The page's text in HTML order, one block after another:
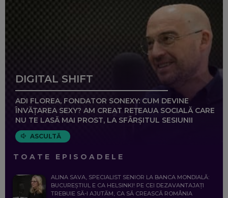
DIGITAL SHIFT
ADI FLOREA, FONDATOR SONEXY: CUM DEVINE
ÎNVĂȚAREA SEXY? AM CREAT REȚEAUA SOCIALĂ CARE
NU TE LASĂ MAI PROST, LA SFÂRȘITUL SESIUNII
ASCULTĂ
TOATE EPISOADELE
ALINA SAVA, SPECIALIST SENIOR LA BANCA MONDIALĂ:
BUCUREȘTIUL E CA HELSINKI! PE CEI DEZAVANTAJAȚI
TREBUIE SĂ-I AJUTĂM, CA SĂ CREASCĂ ROMÂNIA